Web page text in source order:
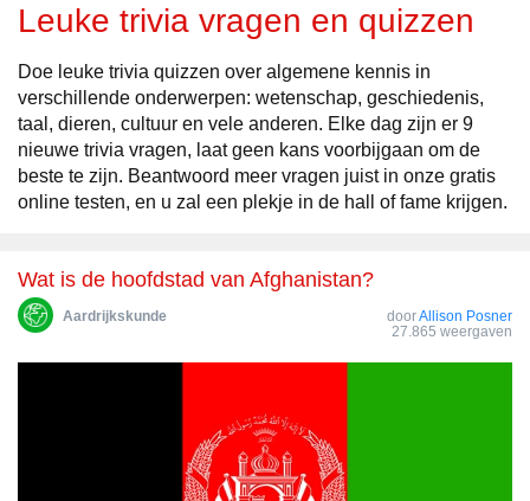
Leuke trivia vragen en quizzen
Doe leuke trivia quizzen over algemene kennis in
verschillende onderwerpen: wetenschap, geschiedenis,
taal, dieren, cultuur en vele anderen. Elke dag zijn er 9
nieuwe trivia vragen, laat geen kans voorbijgaan om de
beste te zijn. Beantwoord meer vragen juist in onze gratis
online testen, en u zal een plekje in de hall of fame krijgen.
Wat is de hoofdstad van Afghanistan?
Aardrijkskunde doorAllison Posner
27.865 weergaven